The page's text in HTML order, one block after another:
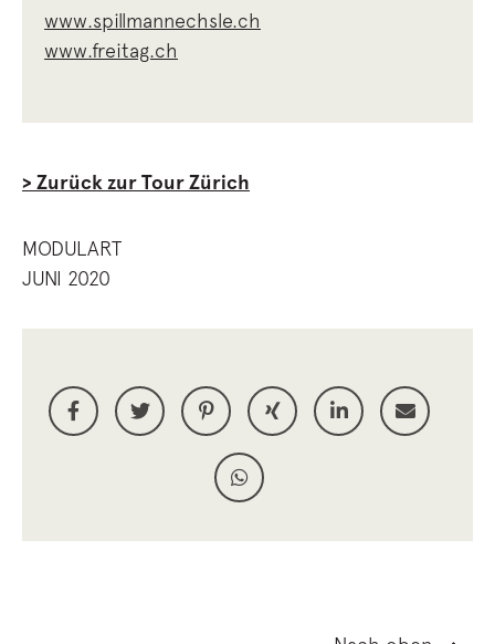
www.spillmannechsle.ch
www.freitag.ch
> Zurück zur Tour Zürich
MODULART
JUNI 2020